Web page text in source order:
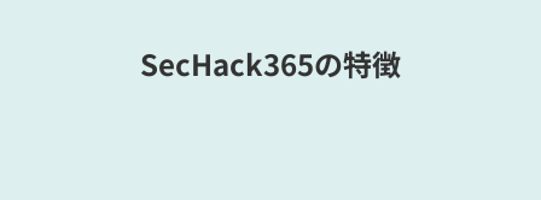
SecHack365の特徴